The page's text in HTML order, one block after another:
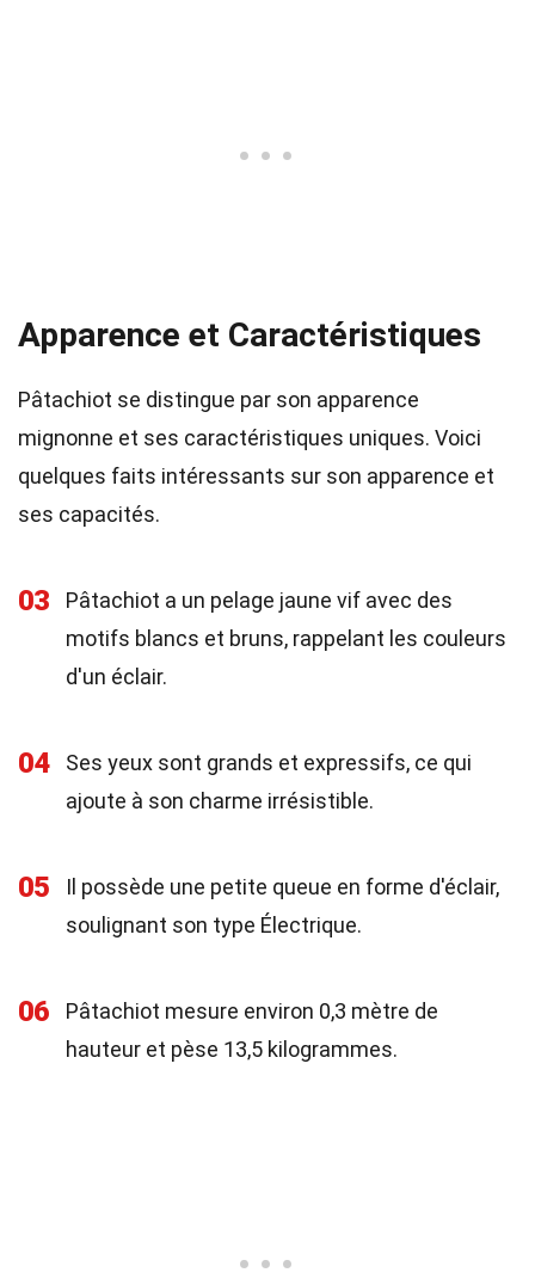
Apparence et Caractéristiques
Pâtachiot se distingue par son apparence
mignonne et ses caractéristiques uniques. Voici
quelques faits intéressants sur son apparence et
ses capacités.
03
Pâtachiot a un pelage jaune vif avec des
motifs blancs et bruns, rappelant les couleurs
d'un éclair.
04
Ses yeux sont grands et expressifs, ce qui
ajoute à son charme irrésistible.
05
Il possède une petite queue en forme d'éclair,
soulignant son type Électrique.
06
Pâtachiot mesure environ 0,3 mètre de
hauteur et pèse 13,5 kilogrammes.